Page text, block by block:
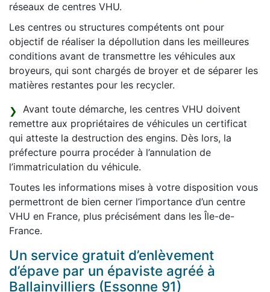
réseaux de centres VHU.
Les centres ou structures compétents ont pour
objectif de réaliser la dépollution dans les meilleures
conditions avant de transmettre les véhicules aux
broyeurs, qui sont chargés de broyer et de séparer les
matières restantes pour les recycler.
Avant toute démarche, les centres VHU doivent
remettre aux propriétaires de véhicules un certificat
qui atteste la destruction des engins. Dès lors, la
préfecture pourra procéder à l’annulation de
l’immatriculation du véhicule.
Toutes les informations mises à votre disposition vous
permettront de bien cerner l’importance d’un centre
VHU en France, plus précisément dans les Île-de-
France.
Un service gratuit d’enlèvement
d’épave par un épaviste agréé à
Ballainvilliers (Essonne 91)